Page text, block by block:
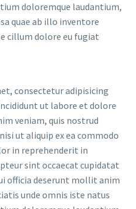
doloremque laudantium,
quae ab illo inventore
cillum dolore eu fugiat
consectetur adipisicing
ut labore et dolore
veniam, quis nostrud
ut aliquip ex ea commodo
in reprehenderit in
sint occaecat cupidatat
officia deserunt mollit anim
unde omnis iste natus